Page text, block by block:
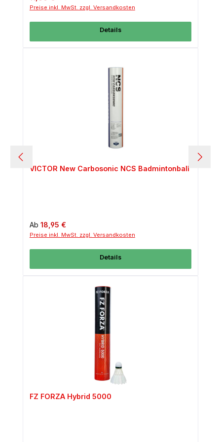
Preise inkl. MwSt. zzgl. Versandkosten
Details
VICTOR New Carbosonic NCS Badmintonball
Regulärer Preis:
Ab 18,95 €
Preise inkl. MwSt. zzgl. Versandkosten
Details
FZ FORZA Hybrid 5000